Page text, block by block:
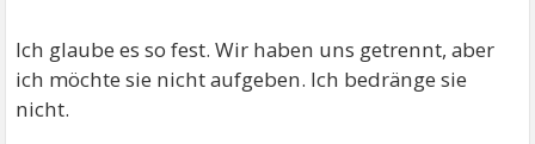
Ich glaube es so fest. Wir haben uns getrennt, aber
ich möchte sie nicht aufgeben. Ich bedränge sie
nicht.